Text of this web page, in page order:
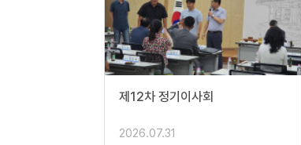
제12차 정기이사회
2026.07.31